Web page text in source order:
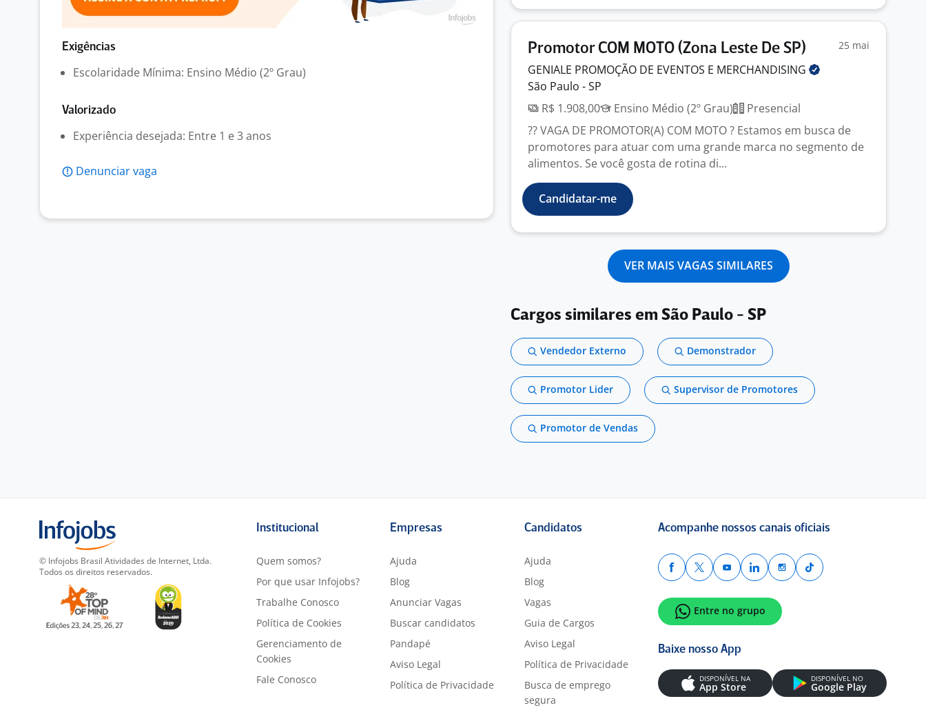
Exigências
Escolaridade Mínima: Ensino Médio (2º Grau)
Valorizado
Experiência desejada: Entre 1 e 3 anos
Denunciar vaga
Promotor COM MOTO (Zona Leste De SP) 25 mai
GENIALE PROMOÇÃO DE EVENTOS E MERCHANDISING
São Paulo - SP
R$ 1.908,00
Ensino Médio (2º Grau)
Presencial
?? VAGA DE PROMOTOR(A) COM MOTO ? Estamos em busca de
promotores para atuar com uma grande marca no segmento de
alimentos. Se você gosta de rotina di...
Candidatar-me
VER MAIS VAGAS SIMILARES
Cargos similares em São Paulo - SP
Vendedor Externo Demonstrador
Promotor Lider Supervisor de Promotores
Promotor de Vendas
© Infojobs Brasil Atividades de Internet, Ltda.
Todos os direitos reservados.
Institucional
Quem somos?
Por que usar Infojobs?
Trabalhe Conosco
Política de Cookies
Gerenciamento de
Cookies
Fale Conosco
Empresas
Ajuda
Blog
Anunciar Vagas
Buscar candidatos
Pandapé
Aviso Legal
Política de Privacidade
Candidatos
Ajuda
Blog
Vagas
Guia de Cargos
Aviso Legal
Política de Privacidade
Busca de emprego
segura
Acompanhe nossos canais oficiais
Entre no grupo
Baixe nosso App
DISPONÍVEL NA
App Store
DISPONÍVEL NO
Google Play